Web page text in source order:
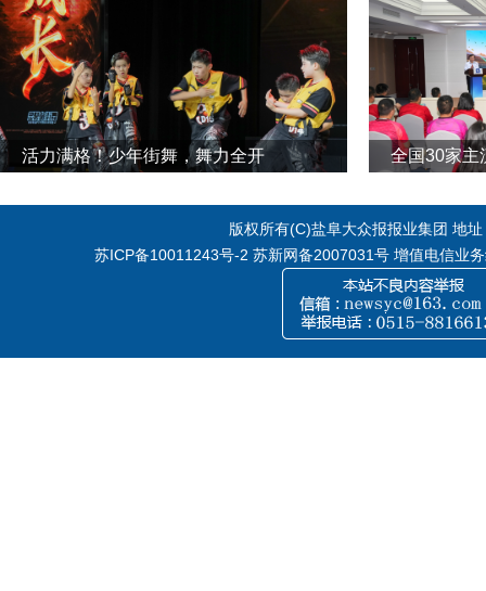
活力满格！少年街舞，舞力全开 全国30家主
版权所有(C)盐阜大众报报业集团 地
苏ICP备10011243号-2 苏新网备2007031号 增值电信业